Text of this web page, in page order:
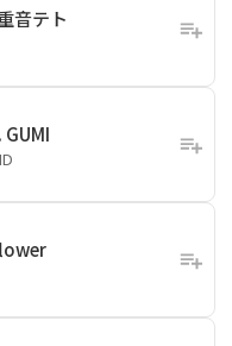
音テト